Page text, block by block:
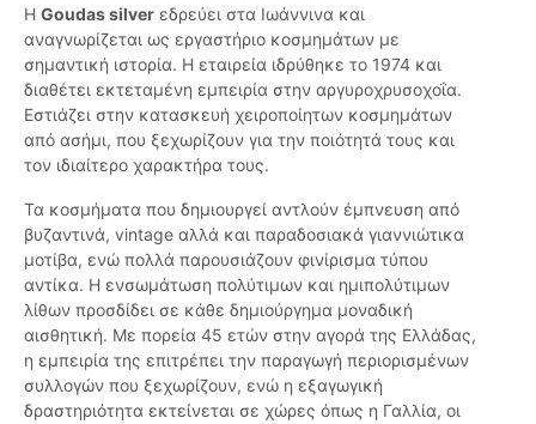
Η Goudas silver εδρεύει στα Ιωάννινα και
αναγνωρίζεται ως εργαστήριο κοσμημάτων με
σημαντική ιστορία. Η εταιρεία ιδρύθηκε το 1974 και
διαθέτει εκτεταμένη εμπειρία στην αργυροχρυσοχοΐα.
Εστιάζει στην κατασκευή χειροποίητων κοσμημάτων
από ασήμι, που ξεχωρίζουν για την ποιότητά τους και
τον ιδιαίτερο χαρακτήρα τους.
Τα κοσμήματα που δημιουργεί αντλούν έμπνευση από
βυζαντινά, vintage αλλά και παραδοσιακά γιαννιώτικα
μοτίβα, ενώ πολλά παρουσιάζουν φινίρισμα τύπου
αντίκα. Η ενσωμάτωση πολύτιμων και ημιπολύτιμων
λίθων προσδίδει σε κάθε δημιούργημα μοναδική
αισθητική. Με πορεία 45 ετών στην αγορά της Ελλάδας,
η εμπειρία της επιτρέπει την παραγωγή περιορισμένων
συλλογών που ξεχωρίζουν, ενώ η εξαγωγική
δραστηριότητα εκτείνεται σε χώρες όπως η Γαλλία, οι